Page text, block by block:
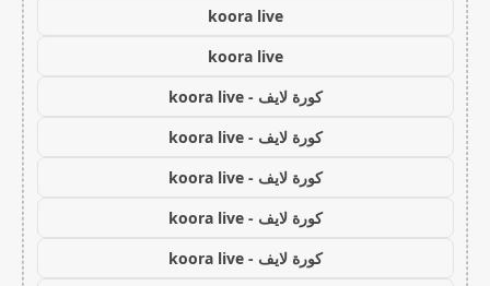
koora live
koora live
كورة لايف - koora live
كورة لايف - koora live
كورة لايف - koora live
كورة لايف - koora live
كورة لايف - koora live